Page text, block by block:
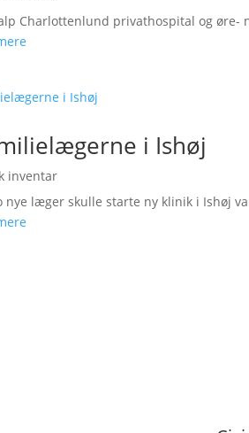
Charlottenlund privathospital og øre-
i Ishøj
inventar
nye læger skulle starte ny klinik i Ishøj